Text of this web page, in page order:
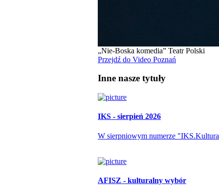
„Nie-Boska komedia” Teatr Polski
Przejdź do Video Poznań
Inne nasze tytuły
IKS - sierpień 2026
W sierpniowym numerze
AFISZ - kulturalny wybór